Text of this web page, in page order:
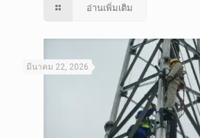
อ่านเพิ่มเติม
มีนาคม 22, 2026